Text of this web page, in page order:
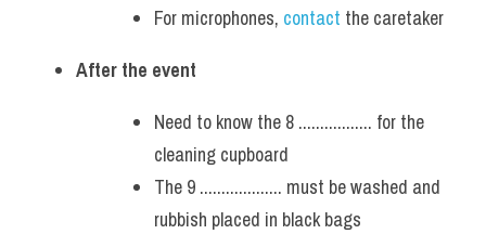
For microphones, contact the caretaker
After the event
Need to know the 8 ................. for the
cleaning cupboard
The 9 ................... must be washed and
rubbish placed in black bags